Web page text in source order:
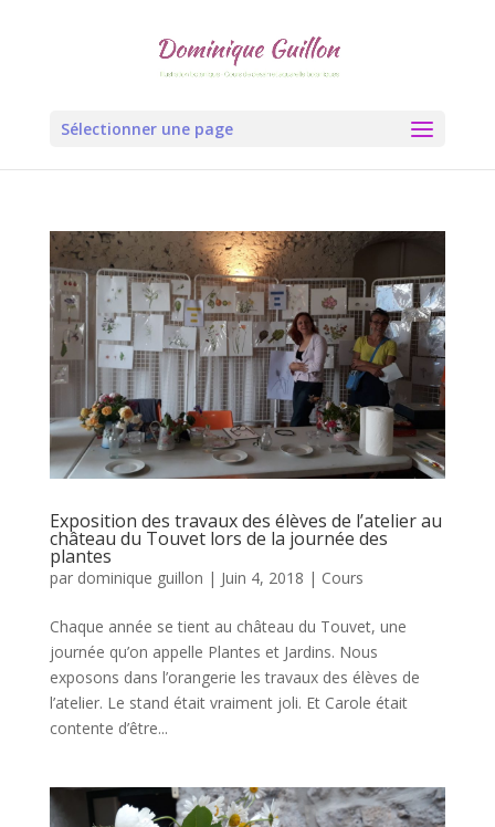
Sélectionner une page
Exposition des travaux des élèves de l’atelier au
château du Touvet lors de la journée des
plantes
par dominique guillon | Juin 4, 2018 | Cours
Chaque année se tient au château du Touvet, une
journée qu’on appelle Plantes et Jardins. Nous
exposons dans l’orangerie les travaux des élèves de
l’atelier. Le stand était vraiment joli. Et Carole était
contente d’être...